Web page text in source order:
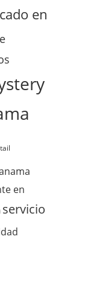
en
en
servicio